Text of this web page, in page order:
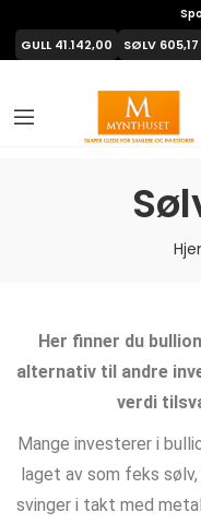
GULL41.142,00 SØLV 605,17
Her finner du
alternativ til andre
verdi
Mange investerer i
laget av som feks sølv,
svinger i takt med